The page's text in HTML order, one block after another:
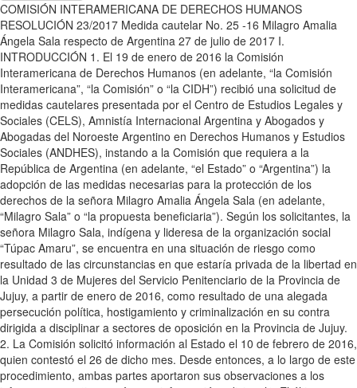
COMISIÓN INTERAMERICANA DE DERECHOS HUMANOS
RESOLUCIÓN 23/2017 Medida cautelar No. 25 -16 Milagro Amalia
Ángela Sala respecto de Argentina 27 de julio de 2017 I.
INTRODUCCIÓN 1. El 19 de enero de 2016 la Comisión
Interamericana de Derechos Humanos (en adelante, “la Comisión
Interamericana”, “la Comisión” o “la CIDH”) recibió una solicitud de
medidas cautelares presentada por el Centro de Estudios Legales y
Sociales (CELS), Amnistía Internacional Argentina y Abogados y
Abogadas del Noroeste Argentino en Derechos Humanos y Estudios
Sociales (ANDHES), instando a la Comisión que requiera a la
República de Argentina (en adelante, “el Estado” o “Argentina”) la
adopción de las medidas necesarias para la protección de los
derechos de la señora Milagro Amalia Ángela Sala (en adelante,
“Milagro Sala” o “la propuesta beneficiaria”). Según los solicitantes, la
señora Milagro Sala, indígena y lideresa de la organización social
“Túpac Amaru”, se encuentra en una situación de riesgo como
resultado de las circunstancias en que estaría privada de la libertad en
la Unidad 3 de Mujeres del Servicio Penitenciario de la Provincia de
Jujuy, a partir de enero de 2016, como resultado de una alegada
persecución política, hostigamiento y criminalización en su contra
dirigida a disciplinar a sectores de oposición en la Provincia de Jujuy.
2. La Comisión solicitó información al Estado el 10 de febrero de 2016,
quien contestó el 26 de dicho mes. Desde entonces, a lo largo de este
procedimiento, ambas partes aportaron sus observaciones a los